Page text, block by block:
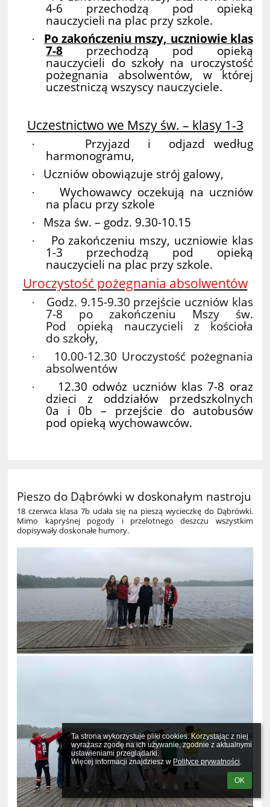
Ta strona wykorzystuje pliki cookies. Korzystając z niej
wyrażasz zgodę na ich używanie, zgodnie z aktualnymi
ustawieniami przeglądarki.
Więcej informacji znajdziesz w Polityce prywatności.
OK
4-6 przechodzą pod opieką
nauczycieli na plac przy szkole.
·
Po zakończeniu mszy, uczniowie klas
7-8 przechodzą pod opieką
nauczycieli do szkoły na uroczystość
pożegnania absolwentów, w której
uczestniczą wszyscy nauczyciele.
Uczestnictwo we Mszy św. – klasy 1-3
·
Przyjazd i odjazd według
harmonogramu,
· Uczniów obowiązuje strój galowy,
·
Wychowawcy oczekują na uczniów
na placu przy szkole
· Msza św. – godz. 9.30-10.15
·
Po zakończeniu mszy, uczniowie klas
1-3 przechodzą pod opieką
nauczycieli na plac przy szkole.
Uroczystość pożegnania absolwentów
·
Godz. 9.15-9.30 przejście uczniów klas
7-8 po zakończeniu Mszy św.
Pod opieką nauczycieli z kościoła
do szkoły,
·
10.00-12.30 Uroczystość pożegnania
absolwentów
·
12.30 odwóz uczniów klas 7-8 oraz
dzieci z oddziałów przedszkolnych
0a i 0b – przejście do autobusów
pod opieką wychowawców.
Pieszo do Dąbrówki w doskonałym nastroju
18 czerwca klasa 7b udała się na pieszą wycieczkę do Dąbrówki.
Mimo kapryśnej pogody i przelotnego deszczu wszystkim
dopisywały doskonałe humory.